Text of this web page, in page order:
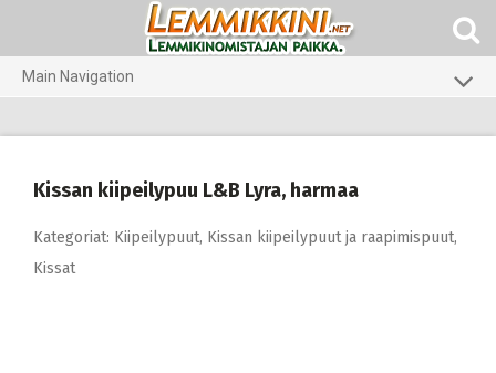
Main Navigation
Pieneläimet
Kissan kiipeilypuu L&B Lyra, harmaa
Kategoriat: Kiipeilypuut, Kissan kiipeilypuut ja raapimispuut,
Kissat